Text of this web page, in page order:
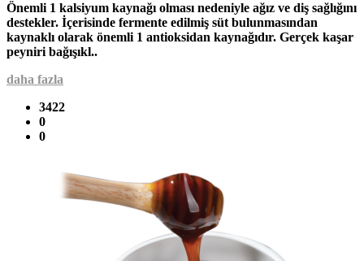
Önemli 1 kalsiyum kaynağı olması nedeniyle ağız ve diş sağlığını
destekler. İçerisinde fermente edilmiş süt bulunmasından
kaynaklı olarak önemli 1 antioksidan kaynağıdır. Gerçek kaşar
peyniri bağışıkl..
daha fazla
3422
0
0